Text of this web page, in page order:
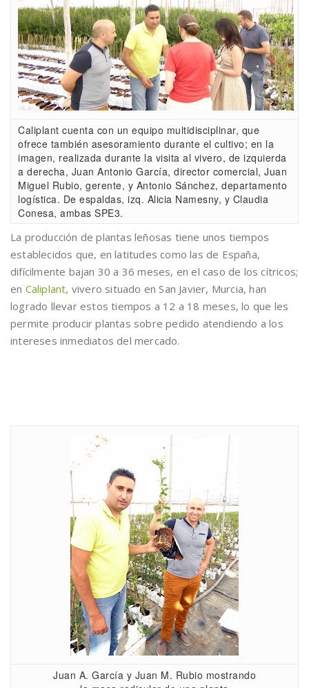
Caliplant cuenta con un equipo multidisciplinar, que
ofrece también asesoramiento durante el cultivo; en la
imagen, realizada durante la visita al vivero, de izquierda
a derecha, Juan Antonio García, director comercial, Juan
Miguel Rubio, gerente, y Antonio Sánchez, departamento
logística. De espaldas, izq. Alicia Namesny, y Claudia
Conesa, ambas SPE3.
La producción de plantas leñosas tiene unos tiempos
establecidos que, en latitudes como las de España,
difícilmente bajan 30 a 36 meses, en el caso de los cítricos;
en Caliplant, vivero situado en San Javier, Murcia, han
logrado llevar estos tiempos a 12 a 18 meses, lo que les
permite producir plantas sobre pedido atendiendo a los
intereses inmediatos del mercado.
Juan A. García y Juan M. Rubio mostrando